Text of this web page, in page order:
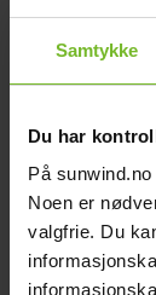
Samtykke
Du har
På
Noen er
valgfrie. Du
Lacanche